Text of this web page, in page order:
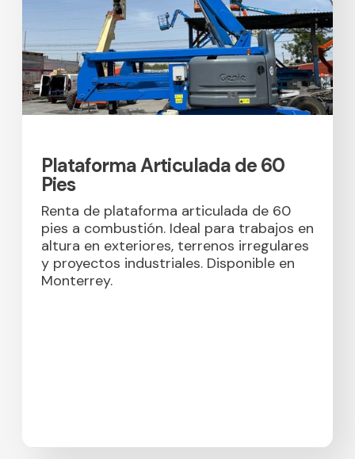
Plataforma Articulada de 60
Pies
Renta de plataforma articulada de 60
pies a combustión. Ideal para trabajos en
altura en exteriores, terrenos irregulares
y proyectos industriales. Disponible en
Monterrey.